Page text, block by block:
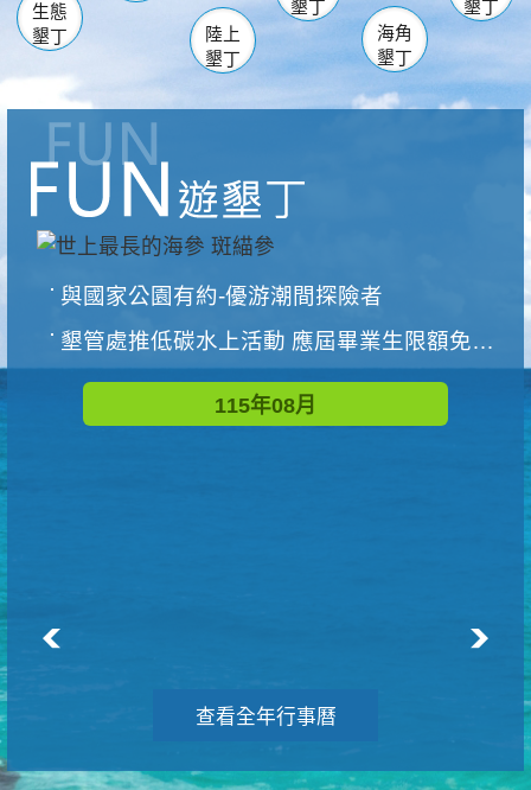
生態
墾丁
陸上
墾丁
墾丁
海角
墾丁
墾丁
與國家公園有約-優游潮間探險者
墾管處推低碳水上活動 應屆畢業生限額免費參加
115年08月
查看全年行事曆